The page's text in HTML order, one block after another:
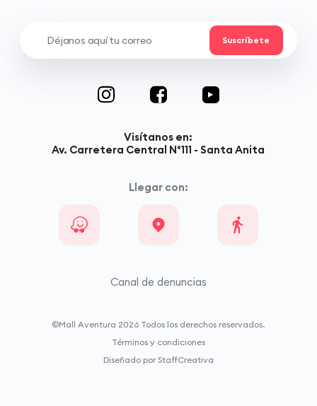
Visítanos en:
Av. Carretera Central N°111 - Santa Anita
Llegar con:
Canal de denuncias
©Mall Aventura 2026 Todos los derechos reservados.
Términos y condiciones
Diseñado por StaffCreativa